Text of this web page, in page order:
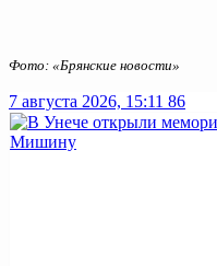
Фото: «Брянские новости»
7 августа 2026, 15:11 86